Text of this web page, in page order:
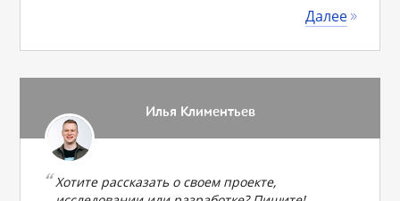
Далее
Илья Климентьев
Хотите рассказать о своем проекте,